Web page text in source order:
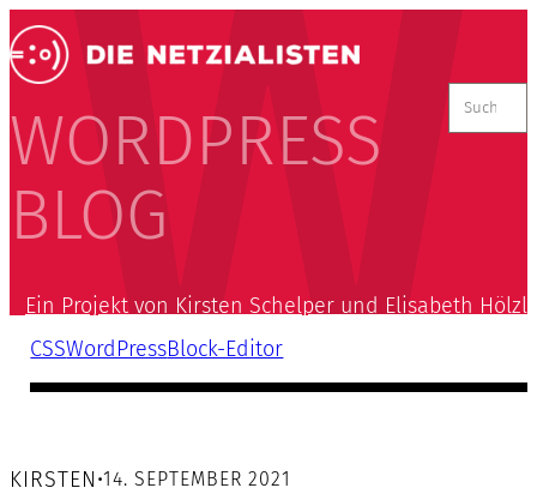
WORDPRESS
BLOG
nach:
Ein Projekt von Kirsten Schelper und Elisabeth Hölzl
CSSWordPressBlock-Editor
KIRSTEN•14. SEPTEMBER 2021